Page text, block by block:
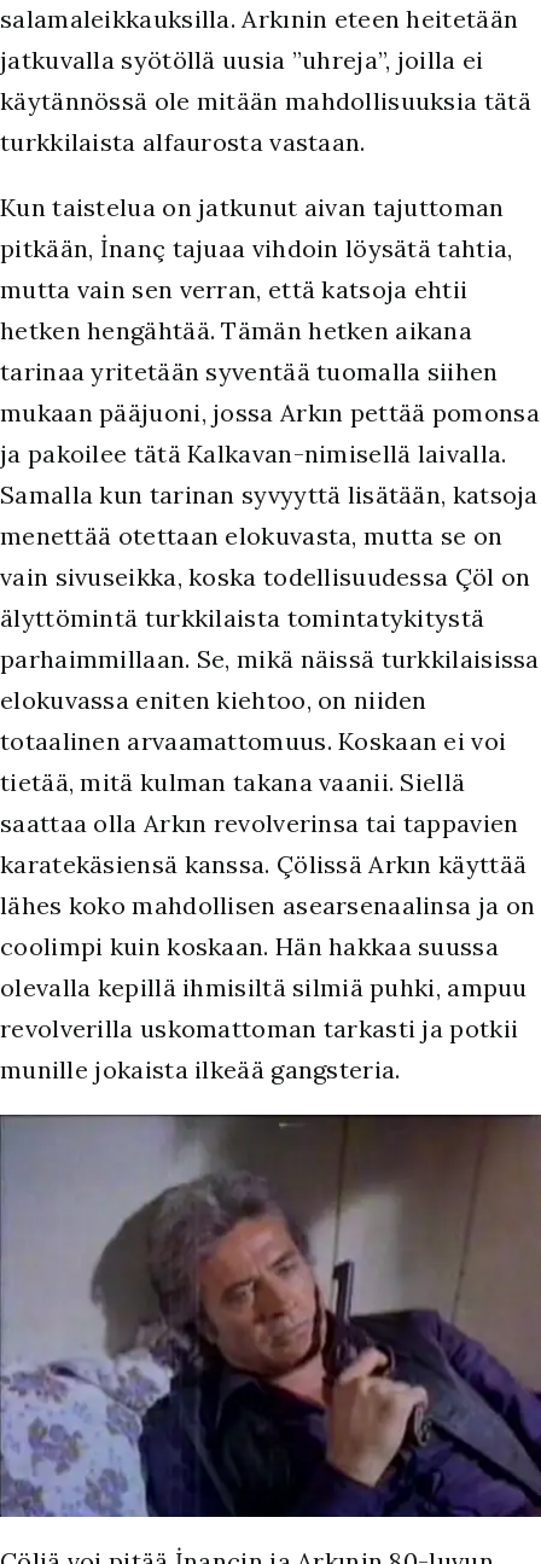
salamaleikkauksilla. Arkınin eteen heitetään
jatkuvalla syötöllä uusia ”uhreja”, joilla ei
käytännössä ole mitään mahdollisuuksia tätä
turkkilaista alfaurosta vastaan.
Kun taistelua on jatkunut aivan tajuttoman
pitkään, İnanç tajuaa vihdoin löysätä tahtia,
mutta vain sen verran, että katsoja ehtii
hetken hengähtää. Tämän hetken aikana
tarinaa yritetään syventää tuomalla siihen
mukaan pääjuoni, jossa Arkın pettää pomonsa
ja pakoilee tätä Kalkavan-nimisellä laivalla.
Samalla kun tarinan syvyyttä lisätään, katsoja
menettää otettaan elokuvasta, mutta se on
vain sivuseikka, koska todellisuudessa Çöl on
älyttömintä turkkilaista tomintatykitystä
parhaimmillaan. Se, mikä näissä turkkilaisissa
elokuvassa eniten kiehtoo, on niiden
totaalinen arvaamattomuus. Koskaan ei voi
tietää, mitä kulman takana vaanii. Siellä
saattaa olla Arkın revolverinsa tai tappavien
karatekäsiensä kanssa. Çölissä Arkın käyttää
lähes koko mahdollisen asearsenaalinsa ja on
coolimpi kuin koskaan. Hän hakkaa suussa
olevalla kepillä ihmisiltä silmiä puhki, ampuu
revolverilla uskomattoman tarkasti ja potkii
munille jokaista ilkeää gangsteria.